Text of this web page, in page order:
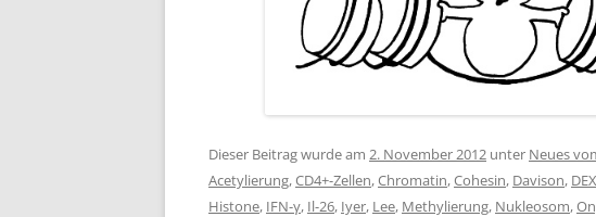
Dieser Beitrag wurde am 2. November 2012 unter Neues
Acetylierung,CD4+-Zellen,Chromatin,Cohesin, Davison,
Histone, IFN-γ, Il-26, Iyer, Lee, Methylierung, Nukleosom,